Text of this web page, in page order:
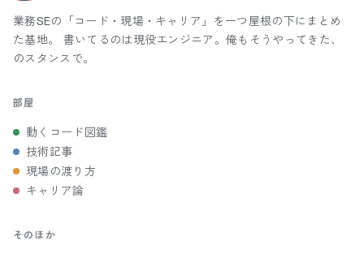
業務SEの「コード・現場・キャリア」を一つ屋根の下にまとめ
た基地。 書いてるのは現役エンジニア。俺もそうやってきた、
のスタンスで。
部屋
動くコード図鑑
技術記事
現場の渡り方
キャリア論
そのほか